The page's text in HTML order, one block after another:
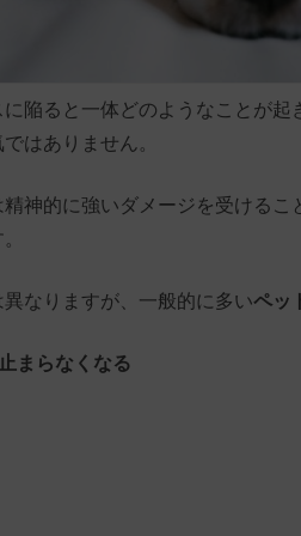
陥ると一体どのようなことが起
はありません。
神的に強いダメージを受ける
なりますが、一般的に多いペッ
まらなくなる